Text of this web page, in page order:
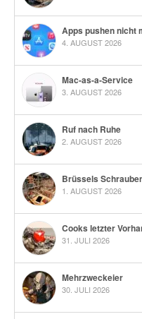
Apps pushen nicht
4. AUGUST 2026
Mac-as-a-Service
3. AUGUST 2026
Ruf nach Ruhe
2. AUGUST 2026
Brüssels
1. AUGUST 2026
Cooks letzter
31. JULI 2026
Mehrzweckeier
30. JULI 2026